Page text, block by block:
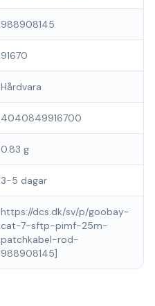
988908145
91670
Hårdvara
4040849916700
0.83 g
3-5 dagar
https://dcs.dk/sv/p/goobay-
cat-7-sftp-pimf-25m-
patchkabel-rod-
988908145]